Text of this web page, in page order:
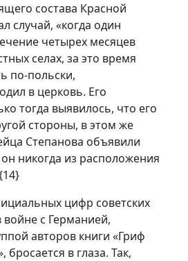
состава Красной
случай, «когда один
четырех месяцев
селах, за это время
по-польски,
в церковь. Его
тогда выявилось, что его
стороны, в этом же
Степанова объявили
никогда из расположения
цифр советских
с Германией,
авторов книги «Гриф
бросается в глаза. Так,